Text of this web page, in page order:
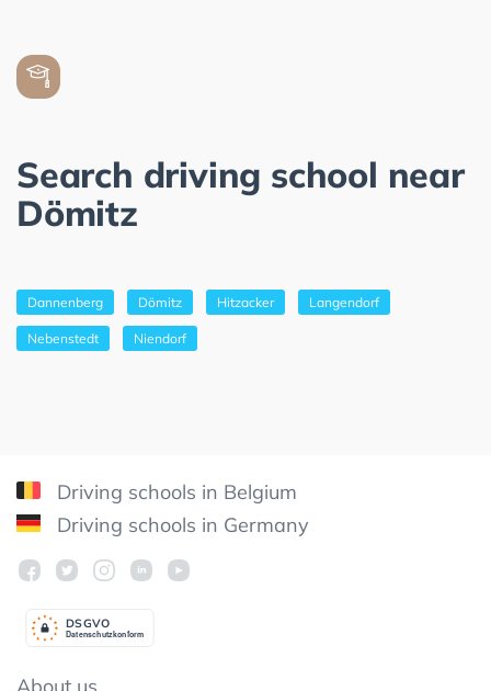
Search driving school near
Dömitz
Dannenberg Dömitz Hitzacker Langendorf
Nebenstedt Niendorf
Driving schools in Belgium
Driving schools in Germany
Datenschutzkonform
DSGVO